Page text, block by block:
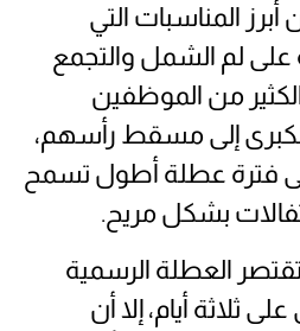
المناسبات التي
على لم الشمل والتجمع
من الموظفين
إلى مسقط رأسهم،
فترة عطلة أطول تسمح
بشكل مريح.
العطلة الرسمية
ثلاثة أيام، إلا أن